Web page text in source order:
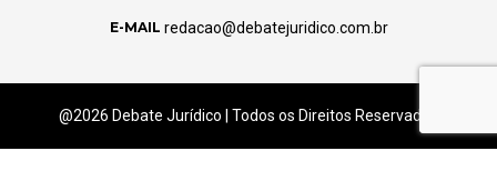
E-MAIL redacao@debatejuridico.com.br
@2026 Debate Jurídico | Todos os Direitos Reservados